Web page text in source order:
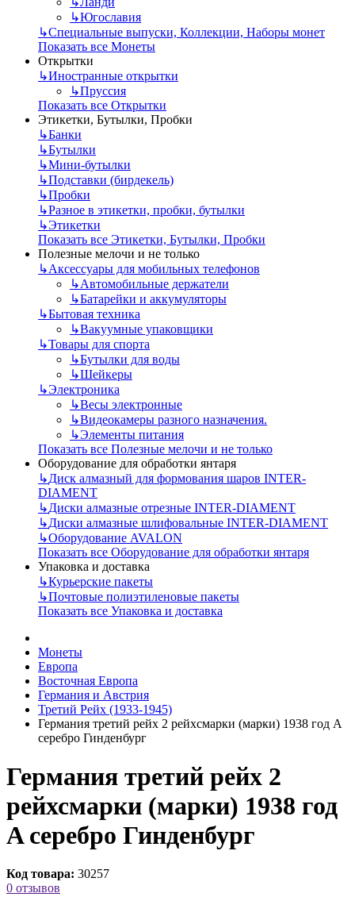
↳Югославия
↳Специальные выпуски, Коллекции, Наборы монет
Показать все Монеты
Открытки
↳Иностранные открытки
↳Пруссия
Показать все Открытки
Этикетки, Бутылки, Пробки
↳Банки
↳Бутылки
↳Мини-бутылки
↳Подставки (бирдекель)
↳Пробки
↳Разное в этикетки, пробки, бутылки
↳Этикетки
Показать все Этикетки, Бутылки, Пробки
Полезные мелочи и не только
↳Аксессуары для мобильных телефонов
↳Автомобильные держатели
↳Батарейки и аккумуляторы
↳Бытовая техника
↳Вакуумные упаковщики
↳Товары для спорта
↳Бутылки для воды
↳Шейкеры
↳Электроника
↳Весы электронные
↳Видеокамеры разного назначения.
↳Элементы питания
Показать все Полезные мелочи и не только
Оборудование для обработки янтаря
↳Диск алмазный для формования шаров INTER-
DIAMENT
↳Диски алмазные отрезные INTER-DIAMENT
↳Диски алмазные шлифовальные INTER-DIAMENT
↳Оборудование AVALON
Показать все Оборудование для обработки янтаря
Упаковка и доставка
↳Курьерские пакеты
↳Почтовые полиэтиленовые пакеты
Показать все Упаковка и доставка
Монеты
Европа
Восточная Европа
Германия и Австрия
Третий Рейх (1933-1945)
Германия третий рейх 2 рейхсмарки (марки) 1938 год A
серебро Гинденбург
Германия третий рейх 2
рейхсмарки (марки) 1938 год
A серебро Гинденбург
Код товара: 30257
0 отзывов